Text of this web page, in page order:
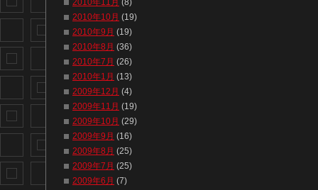
2010年11月 (8)
2010年10月 (19)
2010年9月 (19)
2010年8月 (36)
2010年7月 (26)
2010年1月 (13)
2009年12月 (4)
2009年11月 (19)
2009年10月 (29)
2009年9月 (16)
2009年8月 (25)
2009年7月 (25)
2009年6月 (7)